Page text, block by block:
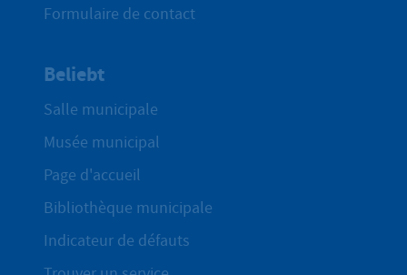
Formulaire de contact
Beliebt
Salle municipale
Musée municipal
Page d'accueil
Bibliothèque municipale
Indicateur de défauts